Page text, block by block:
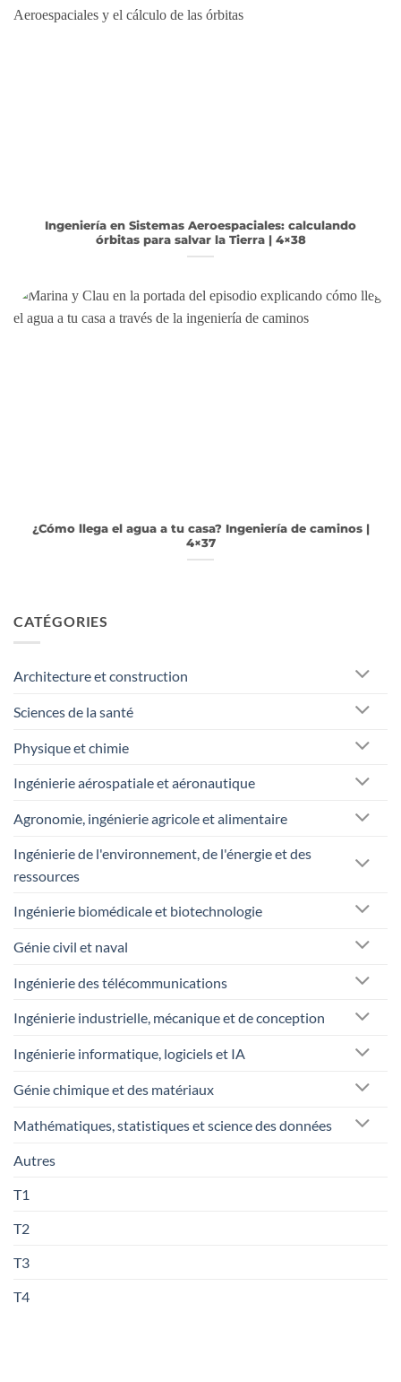
Ingeniería en Sistemas Aeroespaciales: calculando
órbitas para salvar la Tierra | 4×38
¿Cómo llega el agua a tu casa? Ingeniería de caminos |
4×37
CATÉGORIES
Architecture et construction
Sciences de la santé
Physique et chimie
Ingénierie aérospatiale et aéronautique
Agronomie, ingénierie agricole et alimentaire
Ingénierie de l'environnement, de l'énergie et des
ressources
Ingénierie biomédicale et biotechnologie
Génie civil et naval
Ingénierie des télécommunications
Ingénierie industrielle, mécanique et de conception
Ingénierie informatique, logiciels et IA
Génie chimique et des matériaux
Mathématiques, statistiques et science des données
Autres
T1
T2
T3
T4